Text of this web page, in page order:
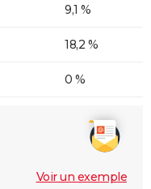
9,1 %
18,2 %
0 %
Voir un exemple